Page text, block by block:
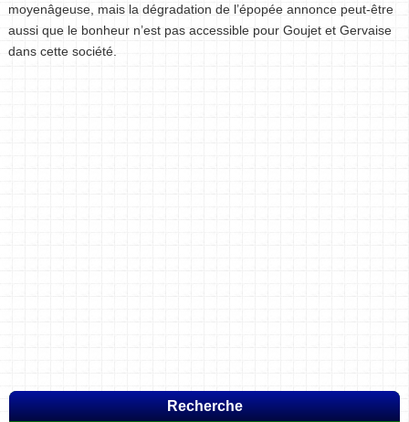
Recherche
moyenâgeuse, mais la dégradation de l’épopée annonce peut-être
aussi que le bonheur n’est pas accessible pour Goujet et Gervaise
dans cette société.